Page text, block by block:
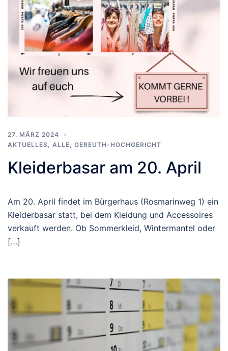
27. MÄRZ 2024
AKTUELLES
ALLE GEREUTH-HOCHGERICHT
Kleiderbasar am 20. April
Am 20. April findet im Bürgerhaus (Rosmarinweg 1) ein
Kleiderbasar statt, bei dem Kleidung und Accessoires
verkauft werden. Ob Sommerkleid, Wintermantel oder
[…]